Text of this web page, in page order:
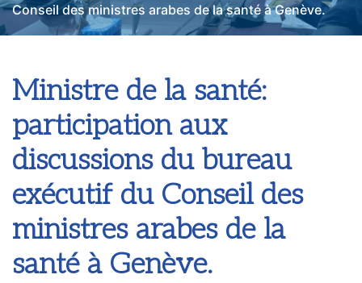
Conseil des ministres arabes de la santé à Genève.
Ministre de la santé:
participation aux
discussions du bureau
exécutif du Conseil des
ministres arabes de la
santé à Genève.